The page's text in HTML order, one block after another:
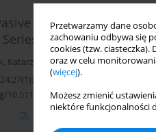
Przetwarzamy dane
zachowaniu odbywa się
cookies (tzw. ciasteczka).
oraz w celu
(więcej).
Możesz zmienić
niektóre funkcjonalności
Vitreoretinal
, Katarzyna Michalska-Małecka
32
10.5114/oku/187939